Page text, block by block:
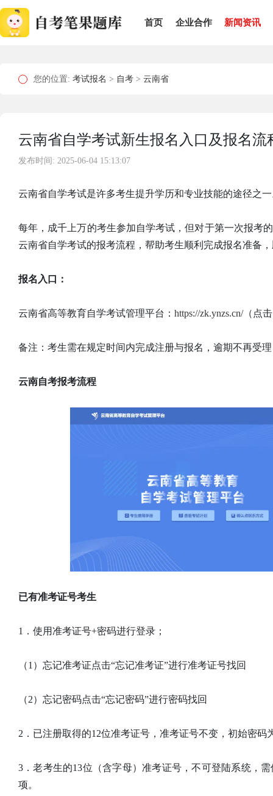
首页 企业合作 新闻资讯
您的位置: 考试报名 > 自考 > 云南省
云南省自学考试新生报名入口及报名流
发布时间: 2025-06-04 15:13:07
云南省自学考试是许多考生提升学历和专业技能的途径之
每年，成千上万的考生参加自学考试，但对于第一次报考
云南省自学考试的报考流程，帮助考生顺利完成报名准备
报名入口：
云南省高等教育自学考试管理平台： https://zk.ynzs.cn/（点
备注：考生需在规定时间内完成注册与报名，逾期不再受
云南自考报考流程
已有准考证号考生
1．使用准考证号+密码进行登录；
（1）忘记准考证点击“忘记准考证”进行准考证号找回
（2）忘记密码点击“忘记密码”进行密码找回
2．已注册取得的12位准考证号，准考证号不变，初始密码
3．老考生的13位（含字母）准考证号，不可登陆系统，
项。